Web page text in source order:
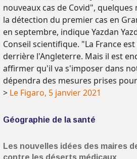
nouveaux cas de Covid",
la détection du premier cas en
en septembre, indique Yazdan
Conseil scientifique. "La France
derrière l'Angleterre. Mais il est
affirmer qu'il va s'imposer dans
dépendra des mesures prises
> Le Figaro, 5 janvier 2021
Géographie de la santé
Les nouvelles idées des maires
contre les déserts médicaux